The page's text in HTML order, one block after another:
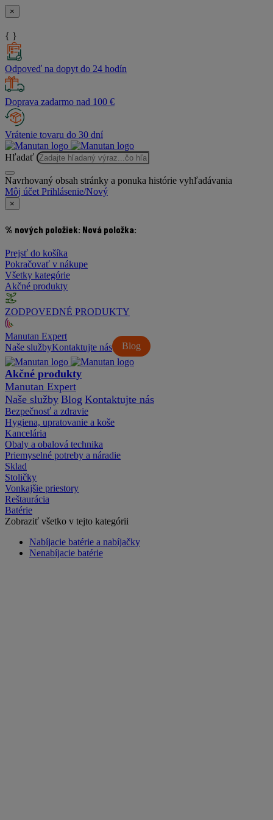
×
{ }
Odpoveď na dopyt do 24 hodín
Doprava zadarmo nad 100 €
Vrátenie tovaru do 30 dní
Hľadať
Navrhovaný obsah stránky a ponuka histórie vyhľadávania
Môj účet Prihlásenie/Nový
×
% nových položiek: Nová položka:
Prejsť do košíka
Pokračovať v nákupe
Všetky kategórie
Akčné produkty
ZODPOVEDNÉ PRODUKTY
Manutan Expert
Naše služby
Blog
Kontaktujte nás
Akčné produkty
Manutan Expert
Naše služby Blog Kontaktujte nás
Bezpečnosť a zdravie
Hygiena, upratovanie a koše
Kancelária
Obaly a obalová technika
Priemyselné potreby a náradie
Sklad
Stoličky
Vonkajšie priestory
Reštaurácia
Batérie
Zobraziť všetko v tejto kategórii
Nabíjacie batérie a nabíjačky
Nenabíjacie batérie